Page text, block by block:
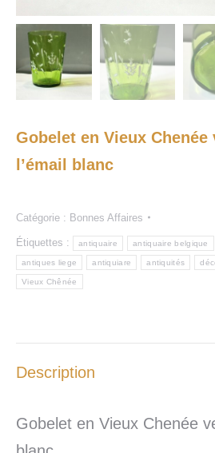
Gobelet en Vieux Chenée
l’émail blanc
Catégorie : Bonnes Affaires
Étiquettes : antiquaire antiquaire belgique
antiques liege antiquiare antiquités
Vieux Chênée
Description
Gobelet en Vieux Chenée